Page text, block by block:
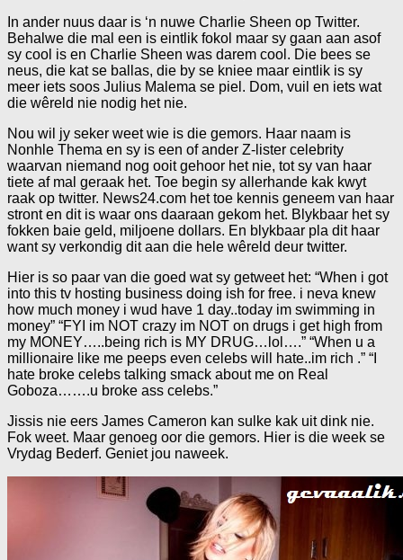
In ander nuus daar is ‘n nuwe Charlie Sheen op Twitter.
Behalwe die mal een is eintlik fokol maar sy gaan aan asof
sy cool is en Charlie Sheen was darem cool. Die bees se
neus, die kat se ballas, die by se kniee maar eintlik is sy
meer iets soos Julius Malema se piel. Dom, vuil en iets wat
die wêreld nie nodig het nie.
Nou wil jy seker weet wie is die gemors. Haar naam is
Nonhle Thema en sy is een of ander Z-lister celebrity
waarvan niemand nog ooit gehoor het nie, tot sy van haar
tiete af mal geraak het. Toe begin sy allerhande kak kwyt
raak op twitter. News24.com het toe kennis geneem van haar
stront en dit is waar ons daaraan gekom het. Blykbaar het sy
fokken baie geld, miljoene dollars. En blykbaar pla dit haar
want sy verkondig dit aan die hele wêreld deur twitter.
Hier is so paar van die goed wat sy getweet het: “When i got
into this tv hosting business doing ish for free. i neva knew
how much money i wud have 1 day..today im swimming in
money” “FYI im NOT crazy im NOT on drugs i get high from
my MONEY…..being rich is MY DRUG…lol….” “When u a
millionaire like me peeps even celebs will hate..im rich .” “I
hate broke celebs talking smack about me on Real
Goboza…….u broke ass celebs.”
Jissis nie eers James Cameron kan sulke kak uit dink nie.
Fok weet. Maar genoeg oor die gemors. Hier is die week se
Vrydag Bederf. Geniet jou naweek.